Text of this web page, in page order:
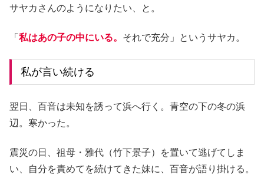
サヤカさんのようになりたい、と。
「 私はあの子の中にいる。 それで充分」というサヤカ。
私が言い続ける
翌日、百音は未知を誘って浜へ行く。青空の下の冬の浜
辺。寒かった。
震災の日、祖母・雅代（竹下景子）を置いて逃げてしま
い、自分を責めてを続けてきた妹に、百音が語り掛ける。